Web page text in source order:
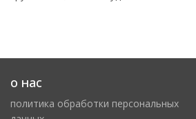
о нас
политика обработки персональных